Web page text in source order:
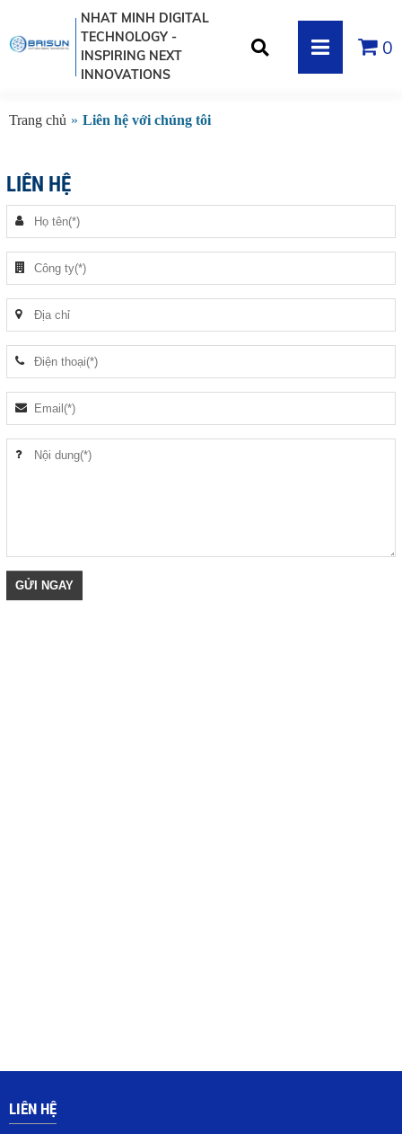
NHAT MINH DIGITAL
TECHNOLOGY -
INSPIRING NEXT
INNOVATIONS
0
Trang chủ » Liên hệ với chúng tôi
LIÊN HỆ
LIÊN HỆ